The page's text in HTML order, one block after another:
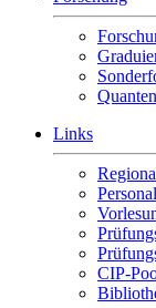
Links
CIP-